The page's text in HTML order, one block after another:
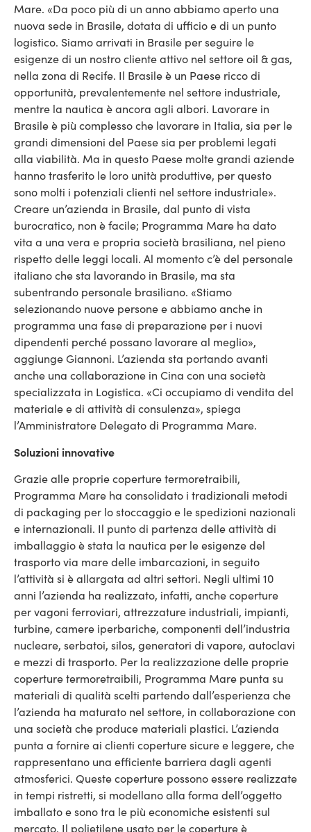
Mare. «Da poco più di un anno abbiamo aperto una
nuova sede in Brasile, dotata di ufficio e di un punto
logistico. Siamo arrivati in Brasile per seguire le
esigenze di un nostro cliente attivo nel settore oil & gas,
nella zona di Recife. Il Brasile è un Paese ricco di
opportunità, prevalentemente nel settore industriale,
mentre la nautica è ancora agli albori. Lavorare in
Brasile è più complesso che lavorare in Italia, sia per le
grandi dimensioni del Paese sia per problemi legati
alla viabilità. Ma in questo Paese molte grandi aziende
hanno trasferito le loro unità produttive, per questo
sono molti i potenziali clienti nel settore industriale».
Creare un’azienda in Brasile, dal punto di vista
burocratico, non è facile; Programma Mare ha dato
vita a una vera e propria società brasiliana, nel pieno
rispetto delle leggi locali. Al momento c’è del personale
italiano che sta lavorando in Brasile, ma sta
subentrando personale brasiliano. «Stiamo
selezionando nuove persone e abbiamo anche in
programma una fase di preparazione per i nuovi
dipendenti perché possano lavorare al meglio»,
aggiunge Giannoni. L’azienda sta portando avanti
anche una collaborazione in Cina con una società
specializzata in Logistica. «Ci occupiamo di vendita del
materiale e di attività di consulenza», spiega
l’Amministratore Delegato di Programma Mare.
Soluzioni innovative
Grazie alle proprie coperture termoretraibili,
Programma Mare ha consolidato i tradizionali metodi
di packaging per lo stoccaggio e le spedizioni nazionali
e internazionali. Il punto di partenza delle attività di
imballaggio è stata la nautica per le esigenze del
trasporto via mare delle imbarcazioni, in seguito
l’attività si è allargata ad altri settori. Negli ultimi 10
anni l’azienda ha realizzato, infatti, anche coperture
per vagoni ferroviari, attrezzature industriali, impianti,
turbine, camere iperbariche, componenti dell’industria
nucleare, serbatoi, silos, generatori di vapore, autoclavi
e mezzi di trasporto. Per la realizzazione delle proprie
coperture termoretraibili, Programma Mare punta su
materiali di qualità scelti partendo dall’esperienza che
l’azienda ha maturato nel settore, in collaborazione con
una società che produce materiali plastici. L’azienda
punta a fornire ai clienti coperture sicure e leggere, che
rappresentano una efficiente barriera dagli agenti
atmosferici. Queste coperture possono essere realizzate
in tempi ristretti, si modellano alla forma dell’oggetto
imballato e sono tra le più economiche esistenti sul
mercato. Il polietilene usato per le coperture è